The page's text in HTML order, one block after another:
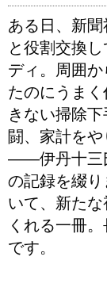
ある日、新
と役割交換
ディ。周囲
たのにうま
きない掃除
闘、家計を
——伊丹十三
の記録を綴
いて、新た
くれる一冊
です。